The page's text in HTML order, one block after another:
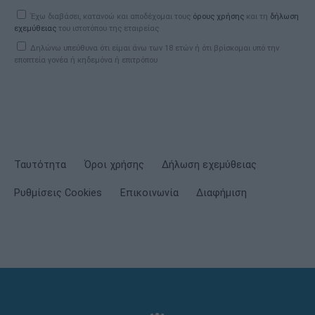
Έχω διαβάσει, κατανοώ και αποδέχομαι τους όρους χρήσης και τη δήλωση
εχεμύθειας του ιστοτόπου της εταιρείας
Δηλώνω υπεύθυνα ότι είμαι άνω των 18 ετών ή ότι βρίσκομαι υπό την
εποπτεία γονέα ή κηδεμόνα ή επιτρόπου
Ταυτότητα Όροι χρήσης Δήλωση εχεμύθειας
Ρυθμίσεις Cookies Επικοινωνία Διαφήμιση